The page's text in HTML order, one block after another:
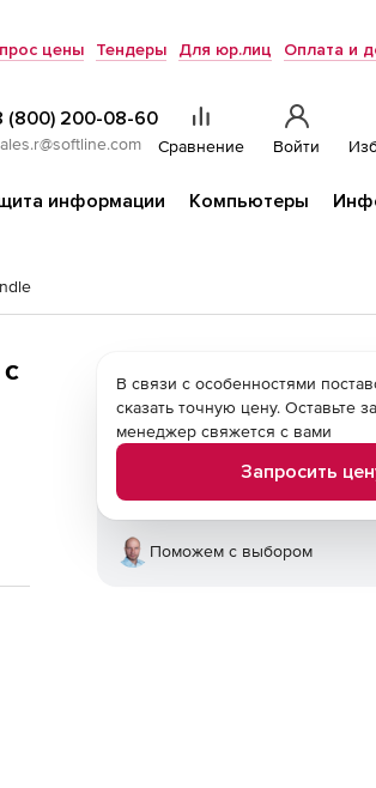
цены Тендеры Для юр.лиц Оплата и
(800) 200-08-60
Сравнение Войти
информации Компьютеры
В связи с особенностями
сказать точную цену. Оставьте
менеджер свяжется с вами
Запросить
Поможем с выбором